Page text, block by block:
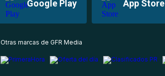
Google Play App Store
Otras marcas de GFR Media